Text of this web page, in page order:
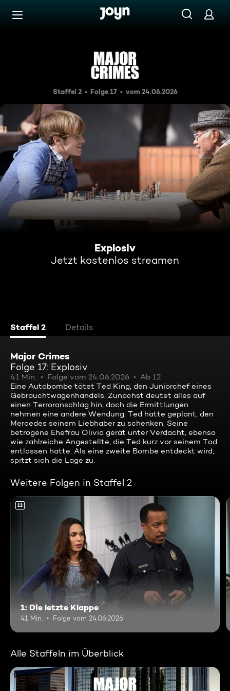
Zum Inhalt springen
Explosiv
Staffel 2 Folge 17 vom 24.06.2026
Explosiv
Jetzt kostenlos streamen
Staffel 2 Details
Major Crimes
Folge 17: Explosiv
41 Min. Folge vom 24.06.2026
Ab 12
Eine Autobombe tötet Ted King, den Juniorchef eines
Gebrauchtwagenhandels. Zunächst deutet alles auf
einen Terroranschlag hin, doch die Ermittlungen
nehmen eine andere Wendung: Ted hatte geplant, den
Mercedes seinem Liebhaber zu schenken. Seine
betrogene Ehefrau Olivia gerät unter Verdacht, ebenso
wie zahlreiche Angestellte, die Ted kurz vor seinem Tod
entlassen hatte. Als eine zweite Bombe entdeckt wird,
spitzt sich die Lage zu.
Weitere Folgen in Staffel 2
12
1: Die letzte Klappe
41 Min. Folge vom 24.06.2026
Alle Staffeln im Überblick